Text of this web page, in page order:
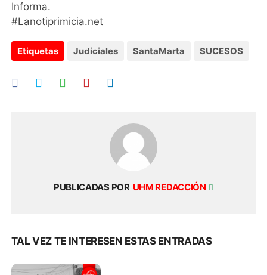
Informa.
#Lanotiprimicia.net
Etiquetas Judiciales SantaMarta SUCESOS
PUBLICADAS POR UHM REDACCIÓN
TAL VEZ TE INTERESEN ESTAS ENTRADAS